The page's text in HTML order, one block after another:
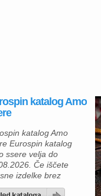
katalog Amo
katalog Amo
Eurospin katalog
ssere velja do
Če iščete
izdelke brez
vas bo ponudba